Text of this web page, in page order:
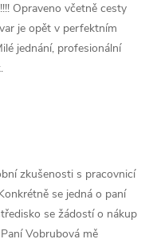
Opraveno včetně cesty
je opět v perfektním
jednání, profesionální
zkušenosti s pracovnicí
se jedná o paní
se žádostí o nákup
Vobrubová mě